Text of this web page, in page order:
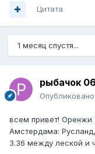
Цитата
1 месяц спустя...
рыбачок
Опубликовано
всем привет! Оренжи
Амстердама:
3.36 между леской и